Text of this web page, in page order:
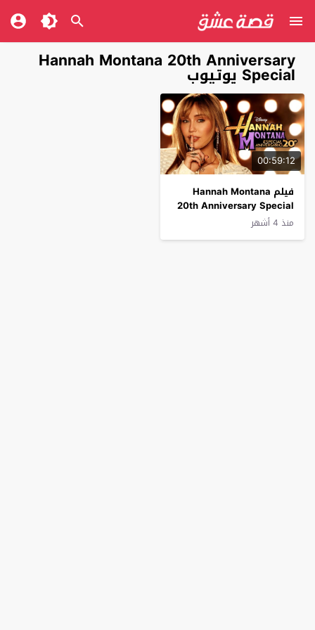
Hannah Montana 20th Anniversary
Special يوتيوب
00:59:12
فيلم Hannah Montana
20th Anniversary Special
2026 مترجم
منذ 4 أشهر